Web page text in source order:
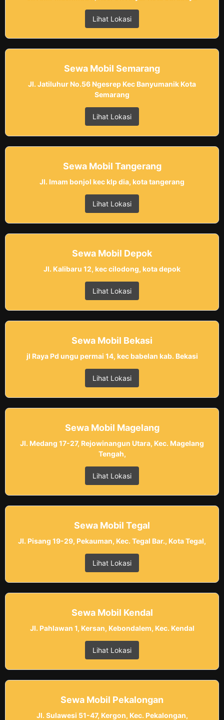
Lihat Lokasi
Sewa Mobil Semarang
Jl. Jatiluhur No.56 Ngesrep Kec Banyumanik Kota
Semarang
Lihat Lokasi
Sewa Mobil Tangerang
Jl. Imam bonjol kec klp dia, kota tangerang
Lihat Lokasi
Sewa Mobil Depok
Jl. Kalibaru 12, kec cilodong, kota depok
Lihat Lokasi
Sewa Mobil Bekasi
jl Raya Pd ungu permai 14, kec babelan kab. Bekasi
Lihat Lokasi
Sewa Mobil Magelang
Jl. Medang 17-27, Rejowinangun Utara, Kec. Magelang
Tengah,
Lihat Lokasi
Sewa Mobil Tegal
Jl. Pisang 19-29, Pekauman, Kec. Tegal Bar., Kota Tegal,
Lihat Lokasi
Sewa Mobil Kendal
Jl. Pahlawan 1, Kersan, Kebondalem, Kec. Kendal
Lihat Lokasi
Sewa Mobil Pekalongan
Jl. Sulawesi 51-47, Kergon, Kec. Pekalongan,